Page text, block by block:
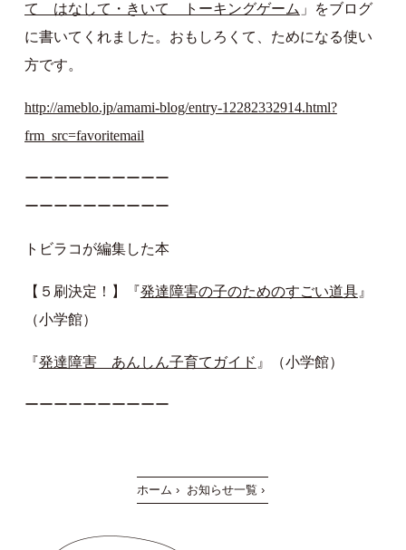
て はなして・きいて トーキングゲーム 」をブログ
に書いてくれました。おもしろくて、ためになる使い
方です。
http://ameblo.jp/amami-blog/entry-12282332914.html?
frm_src=favoritemail
ーーーーーーーーーー
ーーーーーーーーーー
トビラコが編集した本
【５刷決定！】『発達障害の子のためのすごい道具』
（小学館）
『発達障害 あんしん子育てガイド 』（小学館）
ーーーーーーーーーー
ホーム › お知らせ一覧 ›